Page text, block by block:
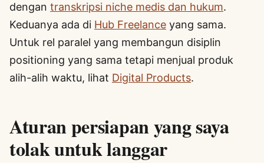
dengan transkripsi niche medis dan hukum.
Keduanya ada di Hub Freelance yang sama.
Untuk rel paralel yang membangun disiplin
positioning yang sama tetapi menjual produk
alih-alih waktu, lihat Digital Products.
Aturan persiapan yang saya
tolak untuk langgar